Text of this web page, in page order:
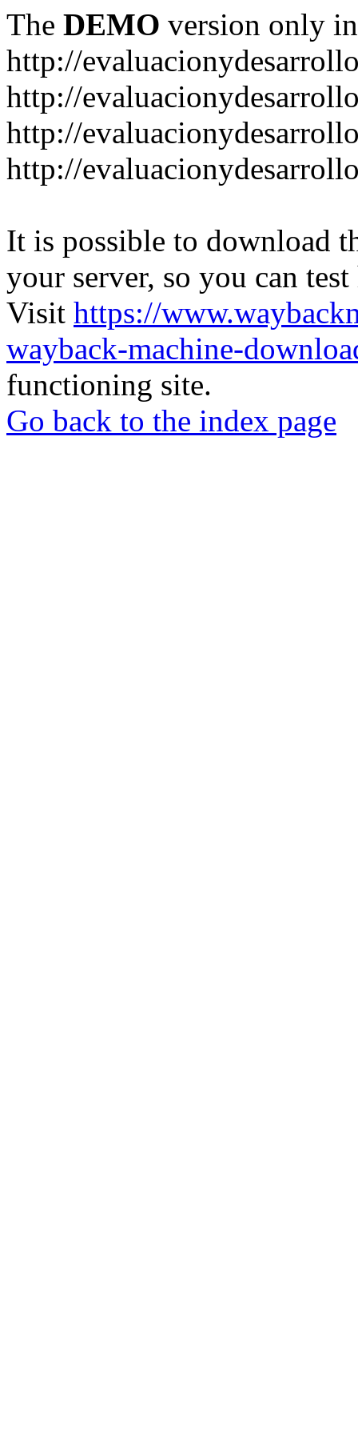
The DEMO version only
http://
http://
http://
http://
It is possible to download
your server, so you can
Visit https://
wayback-machine-
functioning site.
Go back to the index page